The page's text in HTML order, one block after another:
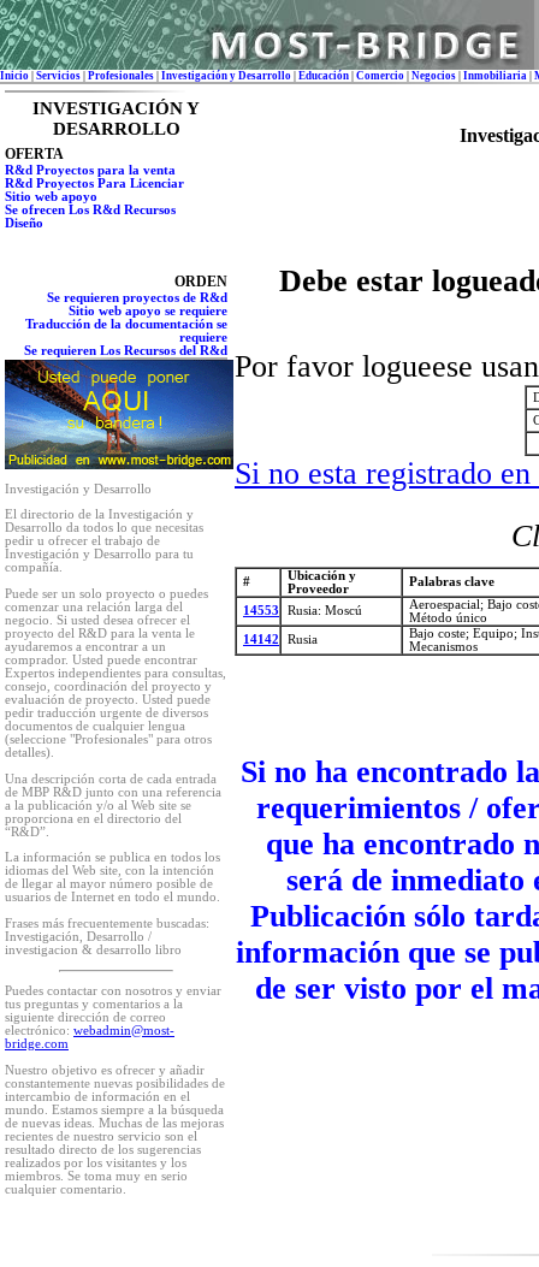
Inicio Servicios Profesionales Investigación y Desarrollo Educación Comercio Negocios Inmobiliaria
INVESTIGACIÓN Y
DESARROLLO
OFERTA
R&d Proyectos para la venta
R&d Proyectos Para Licenciar
Sitio web apoyo
Se ofrecen Los R&d Recursos
Diseño
ORDEN
Se requieren proyectos de R&d
Sitio web apoyo se requiere
Traducción de la documentación se
requiere
Se requieren Los Recursos del R&d
Investigación y Desarrollo
El directorio de la Investigación y
Desarrollo da todos lo que necesitas
pedir u ofrecer el trabajo de
Investigación y Desarrollo para tu
compañía.
Puede ser un solo proyecto o puedes
comenzar una relación larga del
negocio. Si usted desea ofrecer el
proyecto del R&D para la venta le
ayudaremos a encontrar a un
comprador. Usted puede encontrar
Expertos independientes para consultas,
consejo, coordinación del proyecto y
evaluación de proyecto. Usted puede
pedir traducción urgente de diversos
documentos de cualquier lengua
(seleccione "Profesionales" para otros
detalles).
Una descripción corta de cada entrada
de MBP R&D junto con una referencia
a la publicación y/o al Web site se
proporciona en el directorio del
“R&D”.
La información se publica en todos los
idiomas del Web site, con la intención
de llegar al mayor número posible de
usuarios de Internet en todo el mundo.
Frases más frecuentemente buscadas:
Investigación, Desarrollo /
investigacion & desarrollo libro
Puedes contactar con nosotros y enviar
tus preguntas y comentarios a la
siguiente dirección de correo
electrónico: webadmin@most-
bridge.com
Nuestro objetivo es ofrecer y añadir
constantemente nuevas posibilidades de
intercambio de información en el
mundo. Estamos siempre a la búsqueda
de nuevas ideas. Muchas de las mejoras
recientes de nuestro servicio son el
resultado directo de los sugerencias
realizados por los visitantes y los
miembros. Se toma muy en serio
cualquier comentario.
Debe estar
Por favor logueese
Si no esta registrado
#
Ubicación y
Proveedor
Palabras clave
14553 Rusia: Moscú
Aeroespacial; Bajo
Método único
14142
Rusia
Bajo coste; Equipo;
Mecanismos
Si no ha encontrado
requerimientos /
que ha encontrado
será de
Publicación sólo
información que se
de ser visto por el